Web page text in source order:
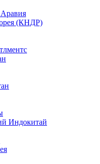
Аравия
(КНДР)
Индокитай